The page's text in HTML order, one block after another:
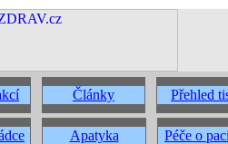
Články Přehled
Apatyka Péče o